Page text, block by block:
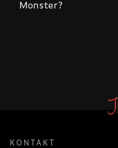
Monster?
KONTAKT